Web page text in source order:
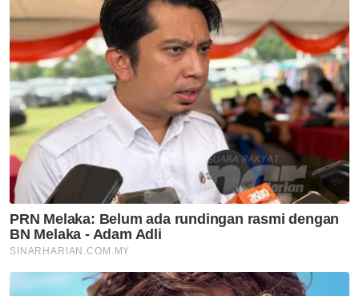
Semasa
Seorang rakyat Malaysia maut,
rakan parah kemalangan di
Yala
Semasa
PDRM nafi hantaran tular papar
visual, teks kaitkan pemangku
Timbalan Ketua Polis Negara
Semasa
Penyalahgunaan dadah babit
kanak-kanak usia 10 hingga 14
tahun amaran serius kepada
negara- Lee Lam Thye